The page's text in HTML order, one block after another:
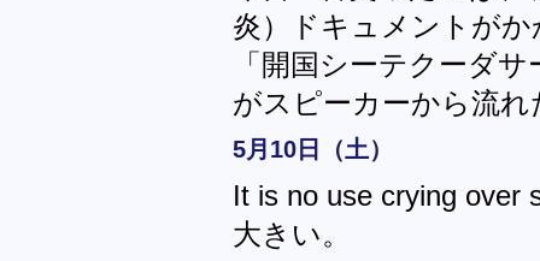
炎）ドキュメントが
「開国シーテクーダ
がスピーカーから流
5月10日（土）
It is no use crying
大きい。